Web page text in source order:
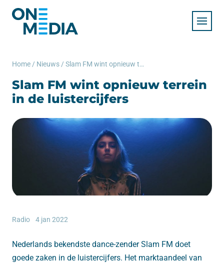
Home / Nieuws / Slam FM wint opnieuw terrein in de luistercijfers
Slam FM wint opnieuw terrein
in de luistercijfers
Radio 4 jan 2022
Nederlands bekendste dance-zender Slam FM doet
goede zaken in de luistercijfers. Het marktaandeel van